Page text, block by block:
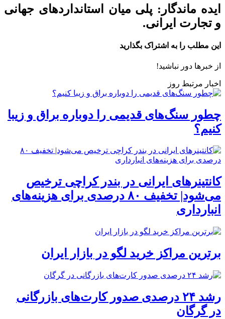
ایده ماندگار: پلی میان استانداردهای جهانی
و تجارت ایرانی.
این مطلب را به اشتراک بگذارید
از خبرها دور نباشید!
اخبار مرتبط روز
چطور سنگ‌های قدیمی را دوباره براق و زیبا
کنیم؟
کانتینرهای ایرانی در بندر کراچی ترخیص
می‌شود| تخفیف ۸۰ درصدی برای هزینه‌های
انبارداری
برترین مراکز خرید لگو در بازار ایران
رشد ۲۴ درصدی صدور کارت‌های بازرگانی
در گرگان